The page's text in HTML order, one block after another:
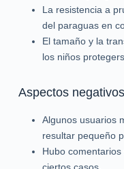
La resistencia a
del paraguas en
El tamaño y la
los niños
Aspectos negativos
Algunos usuarios
resultar pequeño
Hubo